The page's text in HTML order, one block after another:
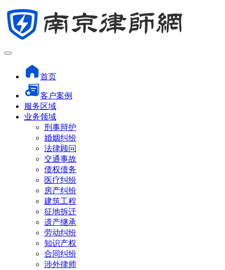
首页
客户案例
服务区域
业务领域
刑事辩护
婚姻纠纷
法律顾问
交通事故
债权债务
医疗纠纷
房产纠纷
建筑工程
征地拆迁
遗产继承
劳动纠纷
知识产权
合同纠纷
涉外律师